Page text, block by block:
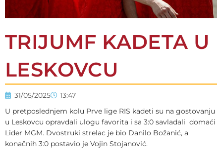
TRIJUMF KADETA U
LESKOVCU
31/05/2025
13:47
U pretposlednjem kolu Prve lige RIS kadeti su na gostovanju
u Leskovcu opravdali ulogu favorita i sa 3:0 savladali domaći
Lider MGM. Dvostruki strelac je bio Danilo Božanić, a
konačnih 3:0 postavio je Vojin Stojanović.